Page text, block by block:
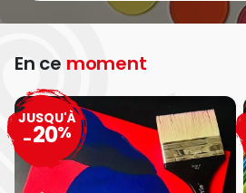
En ce moment
JUSQU'À
-20%